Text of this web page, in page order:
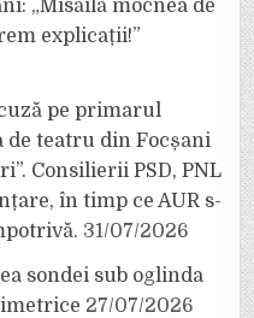
„Misăilă mocnea de
explicații!”
pe primarul
de teatru din Focșani
Consilierii PSD, PNL
în timp ce AUR s-
31/07/2026
sondei sub oglinda
27/07/2026